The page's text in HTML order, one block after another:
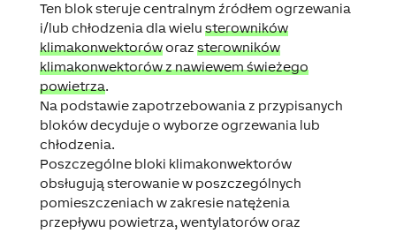
Ten blok steruje centralnym źródłem ogrzewania
i/lub chłodzenia dla wielu sterowników
klimakonwektoróworaz sterowników
klimakonwektorów z nawiewem świeżego
powietrza.
Na podstawie zapotrzebowania z przypisanych
bloków decyduje o wyborze ogrzewania lub
chłodzenia.
Poszczególne bloki klimakonwektorów
obsługują sterowanie w poszczególnych
pomieszczeniach w zakresie natężenia
przepływu powietrza, wentylatorów oraz